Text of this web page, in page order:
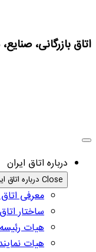
اتاق بازرگانی،
درباره اتاق ایران
Close درباره اتاق ایران
معرفی اتاق
ساختار
هیات رئیسه
هیات